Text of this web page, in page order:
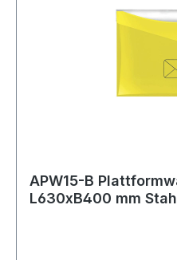
APW15-B Plattformwagen
L630xB400 mm